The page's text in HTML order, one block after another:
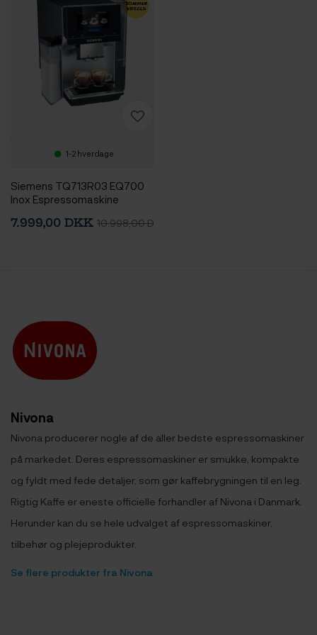
1-2 hverdage
Siemens TQ713R03 EQ700
Inox Espressomaskine
7.999,00 DKK 10.998,00 DKK
Nivona
Nivona producerer nogle af de aller bedste espressomaskiner
på markedet. Deres espressomaskiner er smukke, kompakte
og fyldt med fede detaljer, som gør kaffebrygningen til en leg.
Rigtig Kaffe er eneste officielle forhandler af Nivona i Danmark.
Herunder kan du se hele udvalget af espressomaskiner,
tilbehør og plejeprodukter.
Se flere produkter fra Nivona